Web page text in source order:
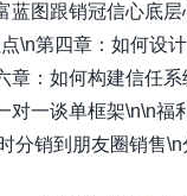
蓝图跟销冠信心底
\n第四章：如何设
章：如何构建信任
对一谈单框架\n\n福
分销到朋友圈销售